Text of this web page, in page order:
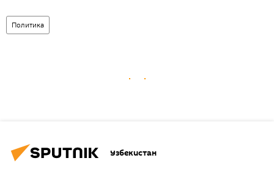
Политика
Узбекистан